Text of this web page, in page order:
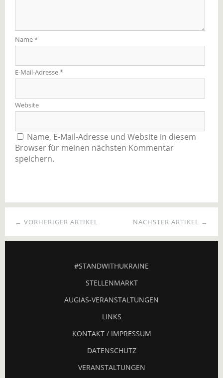
Name*
E-Mail-Adresse*
Website
Name, E-Mail-Adresse und Website in diesem
Browser für meinen nächsten Kommentar
speichern.
NÄCHSTER ARTIKEL →
← VORHERIGER ARTIKEL
#STANDWITHUKRAINE
STELLENMARKT
AUGIAS-VERANSTALTUNGEN
LINKS
KONTAKT / IMPRESSUM
DATENSCHUTZ
VERANSTALTUNGEN